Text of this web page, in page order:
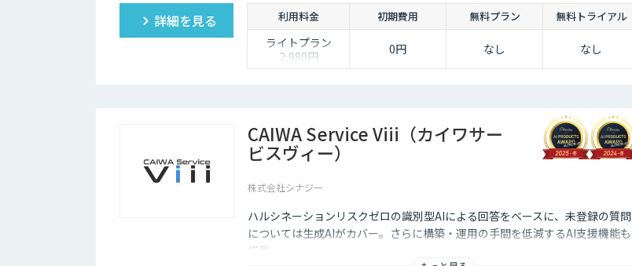
詳細を見る 利用料金 初期費用 無料プラン 無料トライアル
ライトプラン
2,980円
「まずは個人でAI
・AIチャット無制
限で、日々の壁打
ちや調査を効率化
など一部機能制限
スタンダードプラ
ン 30,000円
0円 なし なし
CAIWA Service Viii（カイワサー
ビスヴィー）
株式会社シナジー
ハルシネーションリスクゼロの識別型AIによる回答をベースに、未登録の質問
については⽣成AIがカバー。さらに構築・運⽤の⼿間を低減するAI⽀援機能も
搭載。